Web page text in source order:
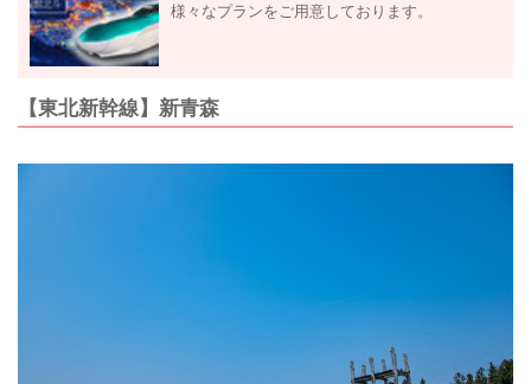
様々なプランをご用意しております。
【東北新幹線】新青森